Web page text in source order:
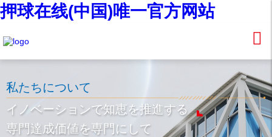
押球在线(中国)唯一官方网站
私たちについて
イノベーションで知恵を推進する
専門達成価値を専門にして